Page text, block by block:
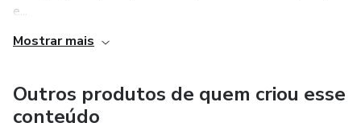
e...
Mostrar mais
Outros produtos de quem criou esse
conteúdo